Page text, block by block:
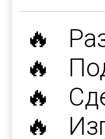
🔥
🔥
🔥
🔥